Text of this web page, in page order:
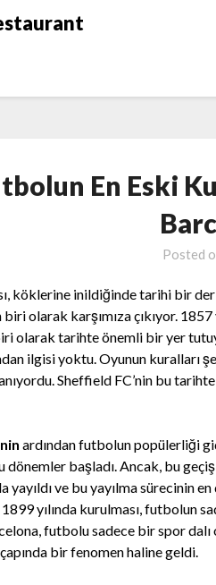
En Eski
Posted
köklerine inildiğinde tarihi bir
olarak karşımıza çıkıyor.
olarak tarihte önemli bir yer
ilgisi yoktu. Oyunun kuralları
Sheffield FC’nin bu
ardından futbolun popülerliği
dönemler başladı. Ancak, bu
yayıldı ve bu yayılma sürecinin
1899 yılında kurulması,
futbolu sadece bir spor
bir fenomen haline geldi.